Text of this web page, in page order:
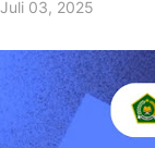
Juli 03, 2025